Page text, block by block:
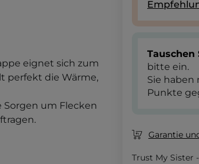
eignet sich zum
perfekt die Wärme,
um Flecken
Tauschen
bitte ein.
Sie haben
Punkte
Garantie
Trust My Sister